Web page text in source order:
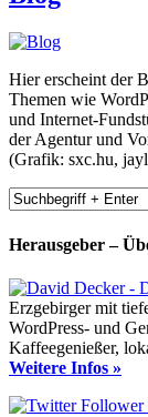
Hier erscheint der
Themen wie
und Internet-
der Agentur und
(Grafik: sxc.hu,
Herausgeber –
Erzgebirger mit
WordPress- und
Kaffeegenießer,
Weitere Infos »